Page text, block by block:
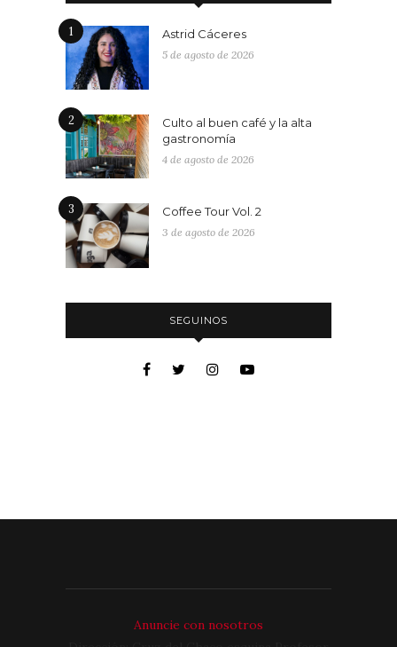
1 Astrid Cáceres
5 de agosto de 2026
2
Culto al buen café y la alta
gastronomía
4 de agosto de 2026
3 Coffee Tour Vol. 2
3 de agosto de 2026
SEGUINOS
Anuncie con nosotros